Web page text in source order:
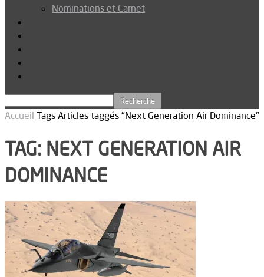
Nominations et Carnet
Accueil Tags Articles taggés "Next Generation Air Dominance"
TAG: NEXT GENERATION AIR
DOMINANCE